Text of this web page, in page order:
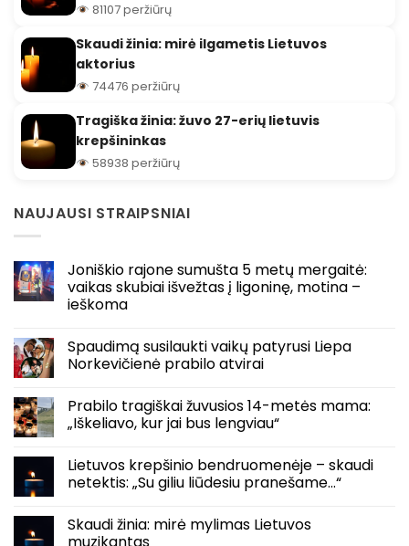
81107 peržiūrų
Skaudi žinia: mirė ilgametis Lietuvos
aktorius
74476 peržiūrų
Tragiška žinia: žuvo 27-erių lietuvis
krepšininkas
58938 peržiūrų
NAUJAUSI STRAIPSNIAI
Joniškio rajone sumušta 5 metų mergaitė:
vaikas skubiai išvežtas į ligoninę, motina –
ieškoma
Spaudimą susilaukti vaikų patyrusi Liepa
Norkevičienė prabilo atvirai
Prabilo tragiškai žuvusios 14-metės mama:
„Iškeliavo, kur jai bus lengviau“
Lietuvos krepšinio bendruomenėje – skaudi
netektis: „Su giliu liūdesiu pranešame…“
Skaudi žinia: mirė mylimas Lietuvos
muzikantas